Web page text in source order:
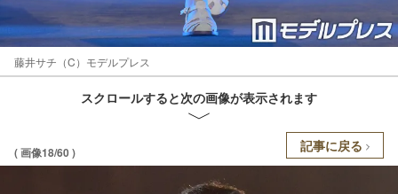
藤井サチ（C）モデルプレス
スクロールすると次の画像が表示されます
( 画像18/60 ) 記事に戻る